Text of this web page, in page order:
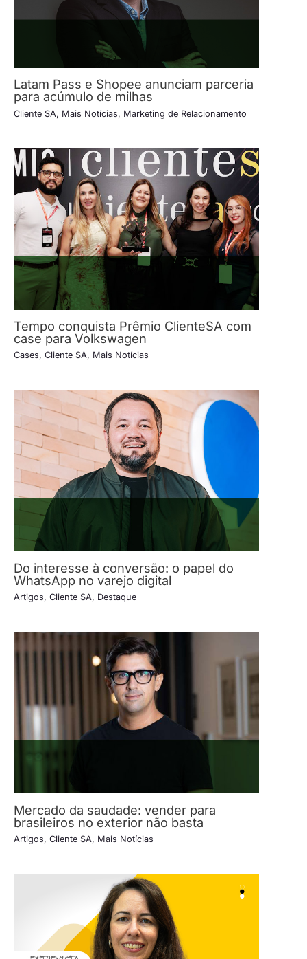
Latam Pass e Shopee anunciam parceria
para acúmulo de milhas
Cliente SA, Mais Notícias, Marketing de Relacionamento
Tempo conquista Prêmio ClienteSA com
case para Volkswagen
Cases, Cliente SA, Mais Notícias
Do interesse à conversão: o papel do
WhatsApp no varejo digital
Artigos, Cliente SA, Destaque
Mercado da saudade: vender para
brasileiros no exterior não basta
Artigos, Cliente SA, Mais Notícias